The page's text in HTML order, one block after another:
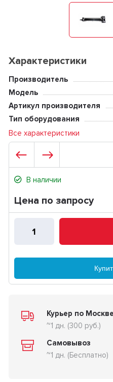
Характеристики
Производитель
Модель
Артикул производителя
Тип оборудования
Все характеристики
В наличии
Цена по запросу
Курьер по
~1 дн. (300 руб.)
Самовывоз
~1 дн. (Бесплатно)